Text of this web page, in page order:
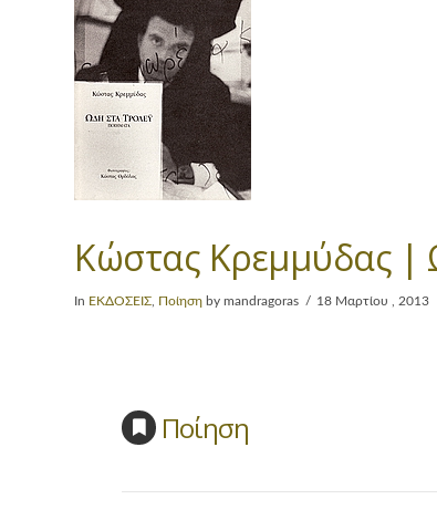
Κώστας Κρεμμύδας |
In ΕΚΔΟΣΕΙΣ Ποίηση by mandragoras 18 Μαρτίου , 2013
Ποίηση